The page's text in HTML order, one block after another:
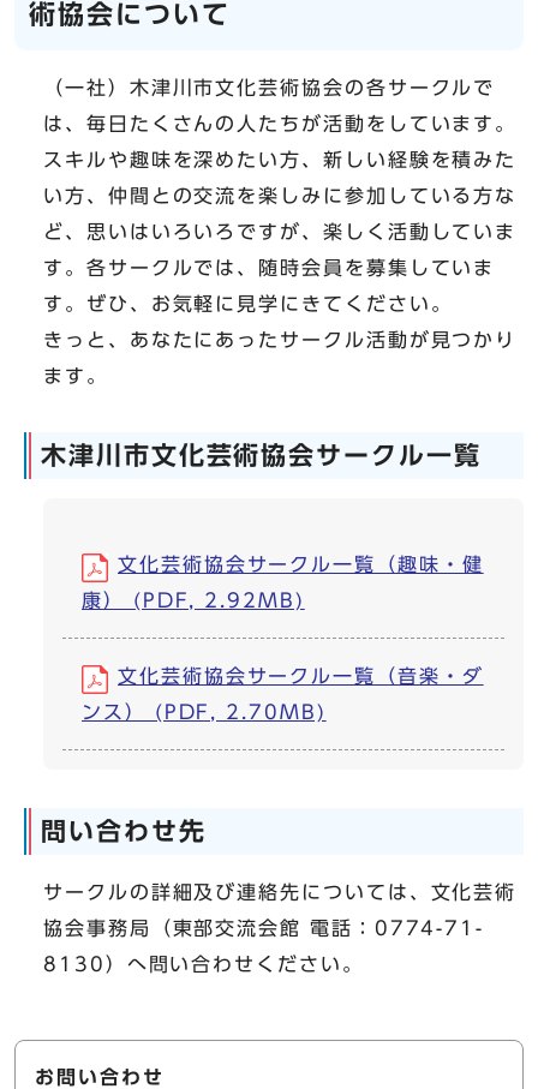
術協会について
（一社）木津川市文化芸術協会の各サークルで
は、毎日たくさんの人たちが活動をしています。
スキルや趣味を深めたい方、新しい経験を積みた
い方、仲間との交流を楽しみに参加している方な
ど、思いはいろいろですが、楽しく活動していま
す。各サークルでは、随時会員を募集していま
す。ぜひ、お気軽に見学にきてください。
きっと、あなたにあったサークル活動が見つかり
ます。
木津川市文化芸術協会サークル一覧
文化芸術協会サークル一覧（趣味・健
康） (PDF, 2.92MB)
文化芸術協会サークル一覧（音楽・ダ
ンス） (PDF, 2.70MB)
問い合わせ先
サークルの詳細及び連絡先については、文化芸術
協会事務局（東部交流会館 電話：0774-71-
8130）へ問い合わせください。
お問い合わせ